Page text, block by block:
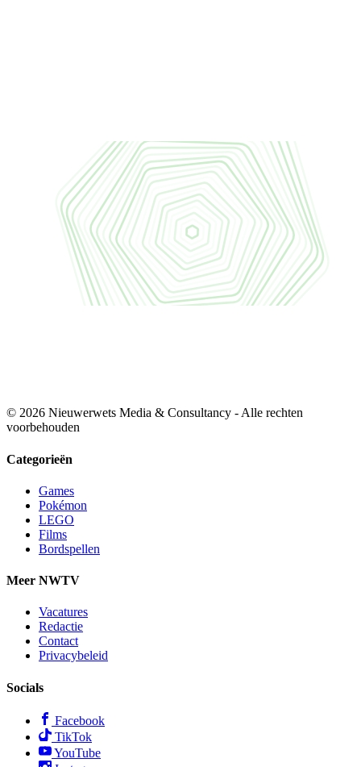
© 2026 Nieuwerwets Media & Consultancy - Alle rechten
voorbehouden
Categorieën
Games
Pokémon
LEGO
Films
Bordspellen
Meer NWTV
Vacatures
Redactie
Contact
Privacybeleid
Socials
Facebook
TikTok
YouTube